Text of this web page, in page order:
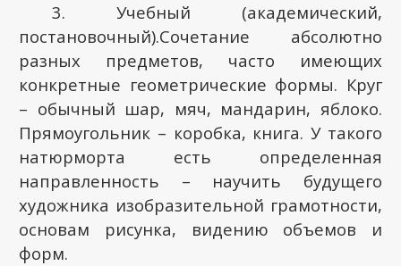
3. Учебный (академический,
постановочный).Сочетание абсолютно
разных предметов, часто имеющих
конкретные геометрические формы. Круг
– обычный шар, мяч, мандарин, яблоко.
Прямоугольник – коробка, книга. У такого
натюрморта есть определенная
направленность – научить будущего
художника изобразительной грамотности,
основам рисунка, видению объемов и
форм.